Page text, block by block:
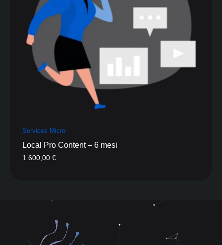
Services Micro
Local Pro Content – 6 mesi
1.600,00 €